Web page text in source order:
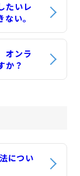
たいレ
い。
オンラ
か？
につい